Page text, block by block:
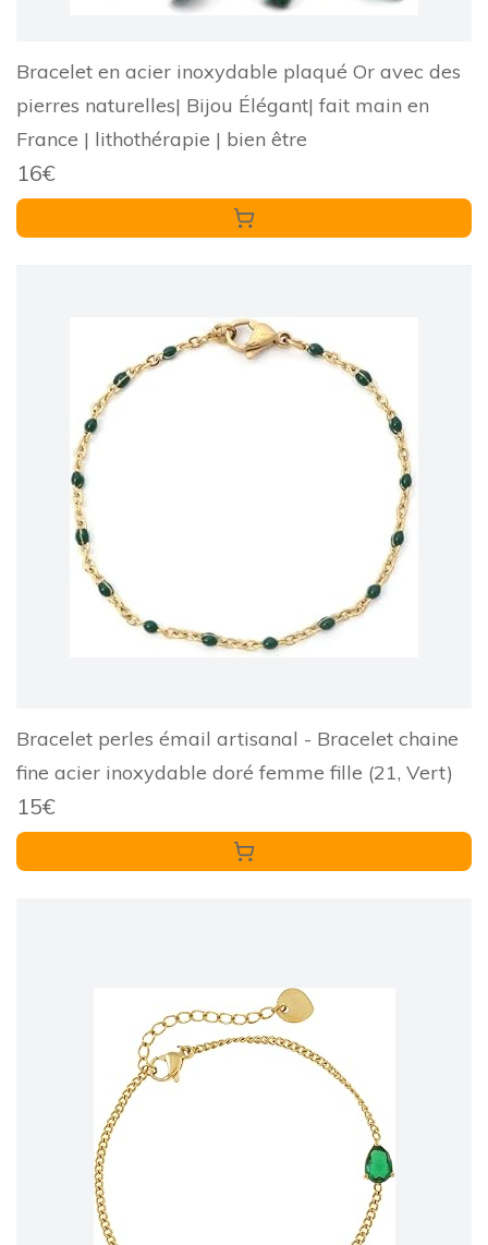
Bracelet en acier inoxydable plaqué Or avec des
pierres naturelles| Bijou Élégant| fait main en
France | lithothérapie | bien être
16€
Bracelet perles émail artisanal - Bracelet chaine
fine acier inoxydable doré femme fille (21, Vert)
15€